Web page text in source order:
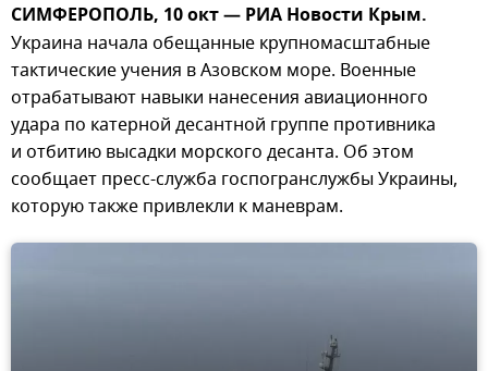
СИМФЕРОПОЛЬ, 10 окт — РИА Новости Крым.
Украина начала обещанные крупномасштабные
тактические учения в Азовском море. Военные
отрабатывают навыки нанесения авиационного
удара по катерной десантной группе противника
и отбитию высадки морского десанта. Об этом
сообщает пресс-служба госпогранслужбы Украины,
которую также привлекли к маневрам.